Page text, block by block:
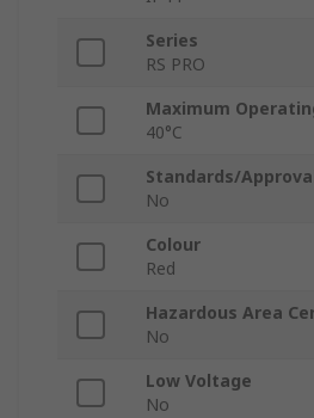
Series
RS PRO
Maximum
40°C
Standards/
No
Colour
Red
Hazardous Area
No
Low Voltage
No